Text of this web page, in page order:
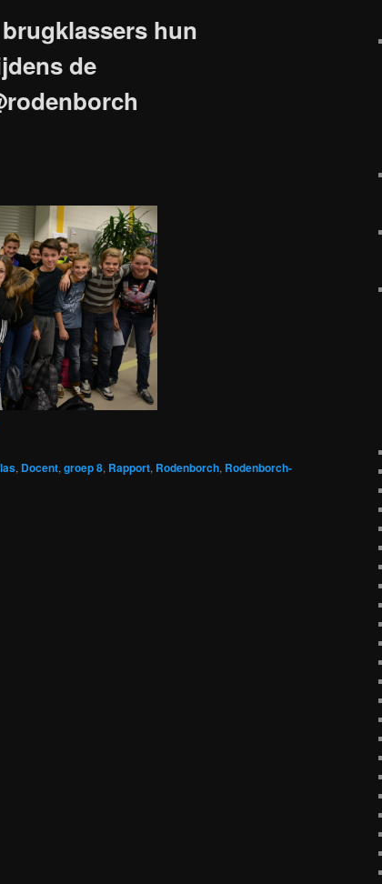
hun
de
, Docent, groep 8, Rapport, Rodenborch, Rodenborch-